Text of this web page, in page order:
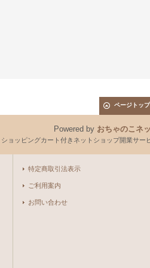
ページトッ
Powered by おちゃのこネ
ョッピングカート付きネットショップ開業サー
特定商取引法表示
ご利用案内
お問い合わせ